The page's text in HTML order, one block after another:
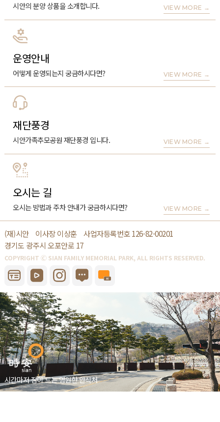
시안의 분양 상품을 소개합니다. VIEW MORE →
운영안내
어떻게 운영되는지 궁금하시다면? VIEW MORE →
재단풍경
시안가족추모공원 재단풍경 입니다. VIEW MORE →
오시는 길
오시는 방법과 주차 안내가 궁금하시다면? VIEW MORE →
(재)시안 이사장 이상훈
사업자등록번호 126-82-00201
경기도 광주시 오포안로 17
COPYRIGHT Ⓒ SIAN FAMILY MEMORIAL PARK, ALL RIGHTS RESERVED.
시간마저 잠이 드는 영원한 안식처